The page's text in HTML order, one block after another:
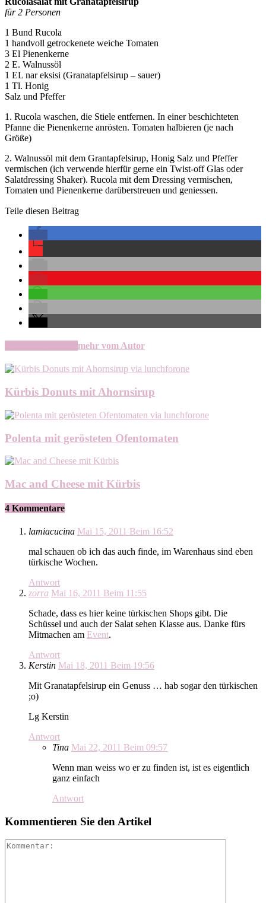
für 2 Personen
1 Bund Rucola
1 handvoll getrockenete weiche Tomaten
3 El Pienenkerne
2 E. Walnussöl
1 EL nar eksisi (Granatapfelsirup – sauer)
1 Tl. Honig
Salz und Pfeffer
1. Rucola waschen, die Stiele entfernen. In einer beschichteten
Pfanne die Pienenkerne anrösten. Tomaten halbieren (je nach
Größe)
2. Walnussöl mit dem Grantapfelsirup, Honig Salz und Pfeffer
vermischen (ich verwende hierfür gerne ein Twist-off Glas oder
Salatdressing Shaker). Rucola mit dem Dressing vermischen,
Tomaten und Pienenkerne darüberstreuen und geniessen.
Teile diesen Beitrag
mehr vom Autor
Kürbis Donuts mit Ahornsirup
Polenta mit gerösteten Ofentomaten
Mac and Cheese mit Kürbis
4 Kommentare
lamiacucina Mai 15, 2011 Beim 16:52
mal schauen ob ich das auch finde, im Warenhaus sind eben
türkische Wochen.
Antwort
zorra Mai 16, 2011 Beim 11:55
Schade, dass es hier keine türkischen Shops gibt. Die
Schüssel und auch der Salat sehen Klasse aus. Danke fürs
Mitmachen am Event.
Antwort
Kerstin Mai 18, 2011 Beim 19:56
Mit Granatapfelsirup ein Genuss … hab sogar den türkischen
;o)
Lg Kerstin
Antwort
Tina Mai 22, 2011 Beim 09:57
Wenn man weiss wo er zu finden ist, ist es eigentlich
ganz einfach
Antwort
Kommentieren Sie den Artikel